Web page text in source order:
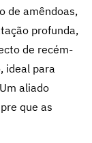
de amêndoas,
profunda,
de recém-
ideal para
aliado
que as